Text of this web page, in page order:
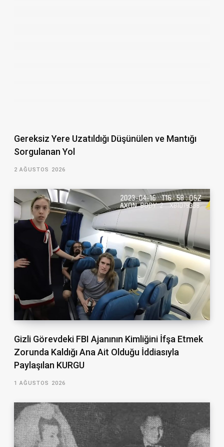
Gereksiz Yere Uzatıldığı Düşünülen ve Mantığı
Sorgulanan Yol
2 AĞUSTOS 2026
Gizli Görevdeki FBI Ajanının Kimliğini İfşa Etmek
Zorunda Kaldığı Ana Ait Olduğu İddiasıyla
Paylaşılan KURGU
1 AĞUSTOS 2026